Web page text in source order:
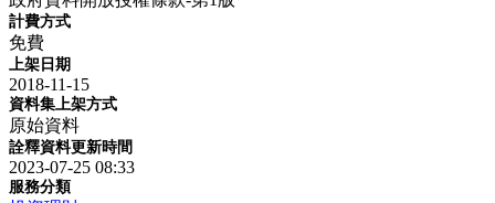
計費方式
免費
上架日期
2018-11-15
資料集上架方式
原始資料
詮釋資料更新時間
2023-07-25 08:33
服務分類